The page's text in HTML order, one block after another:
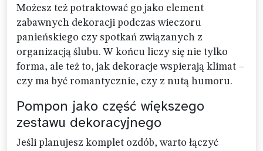
Możesz też potraktować go jako element
zabawnych dekoracji podczas wieczoru
panieńskiego czy spotkań związanych z
organizacją ślubu. W końcu liczy się nie tylko
forma, ale też to, jak dekoracje wspierają klimat –
czy ma być romantycznie, czy z nutą humoru.
Pompon jako część większego
zestawu dekoracyjnego
Jeśli planujesz komplet ozdób, warto łączyć